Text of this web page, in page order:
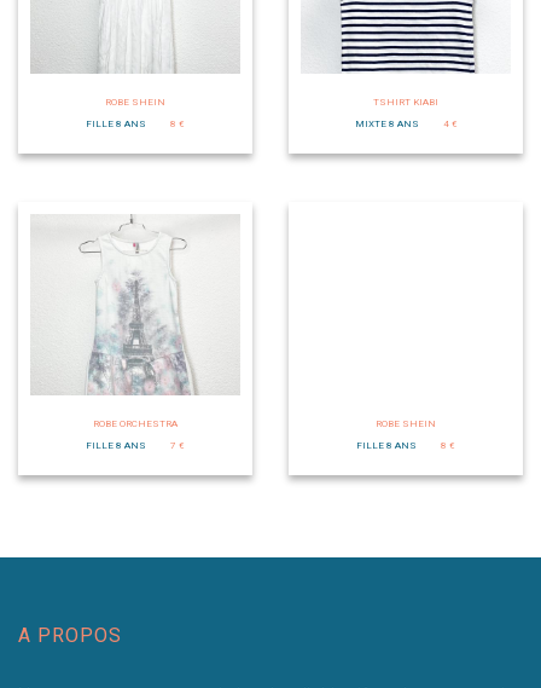
ROBE SHEIN
FILLE 8 ANS
8 €
TSHIRT KIABI
MIXTE 8 ANS
4 €
ROBE ORCHESTRA
FILLE 8 ANS
7 €
ROBE SHEIN
FILLE 8 ANS
8 €
A PROPOS